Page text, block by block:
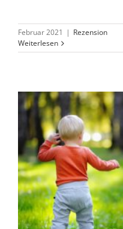
Februar 2021 | Rezension
Weiterlesen